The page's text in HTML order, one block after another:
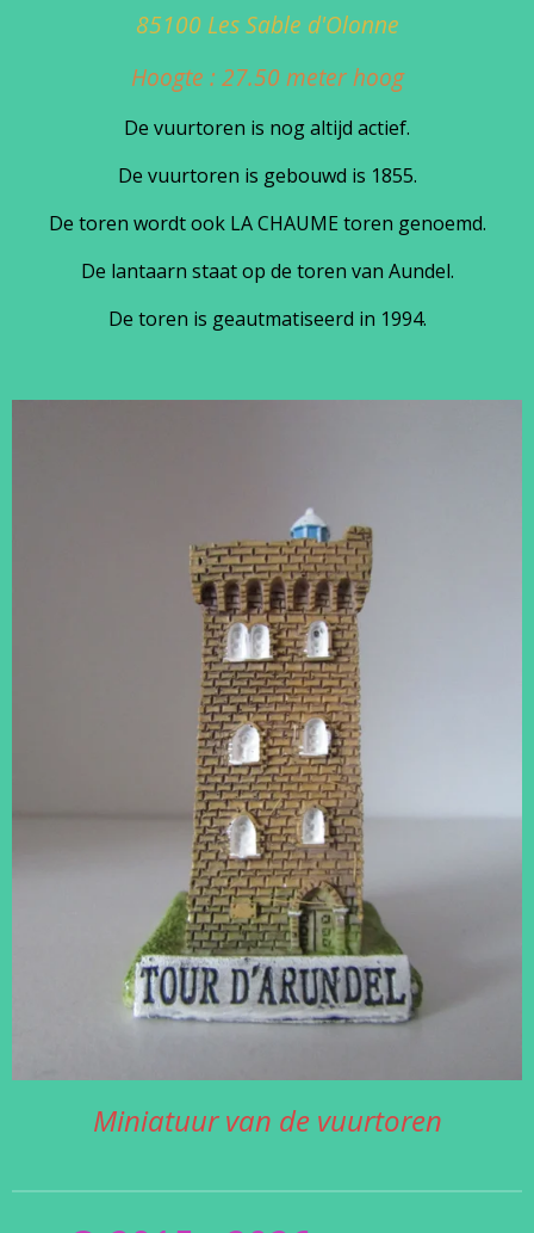
85100 Les Sable d'Olonne
Hoogte : 27.50 meter hoog
De vuurtoren is nog altijd actief.
De vuurtoren is gebouwd is 1855.
De toren wordt ook LA CHAUME toren genoemd.
De lantaarn staat op de toren van Aundel.
De toren is geautmatiseerd in 1994.
Miniatuur van de vuurtoren